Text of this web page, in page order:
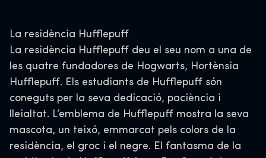
La residència Hufflepuff
La residència Hufflepuff deu el seu nom a una de
les quatre fundadores de Hogwarts, Hortènsia
Hufflepuff. Els estudiants de Hufflepuff són
coneguts per la seva dedicació, paciència i
lleialtat. L’emblema de Hufflepuff mostra la seva
mascota, un teixó, emmarcat pels colors de la
residència, el groc i el negre. El fantasma de la